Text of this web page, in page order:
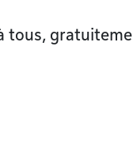
tous,